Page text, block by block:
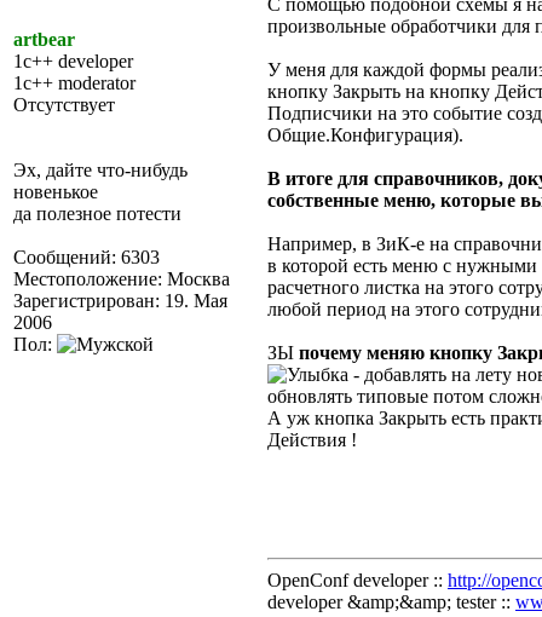
artbear
1c++ developer
1c++ moderator
Отсутствует
Эх, дайте что-нибудь
новенькое
да полезное потести
Сообщений: 6303
Местоположение: Москва
Зарегистрирован: 19. Мая
2006
Пол:
C помощью подобной схемы я
произвольные обработчики
У меня для каждой формы
кнопку Закрыть на кнопку
Подписчики на это событие
Общие.Конфигурация).
В итоге для справочников,
собственные меню, которые
Например, в ЗиК-е на
в которой есть меню с нужными
расчетного листка на этого
любой период на этого
ЗЫ почему меняю кнопку
- добавлять на лету
обновлять типовые потом
А уж кнопка Закрыть есть
Действия !
OpenConf developer :: http://
developer &amp;&amp; tester ::